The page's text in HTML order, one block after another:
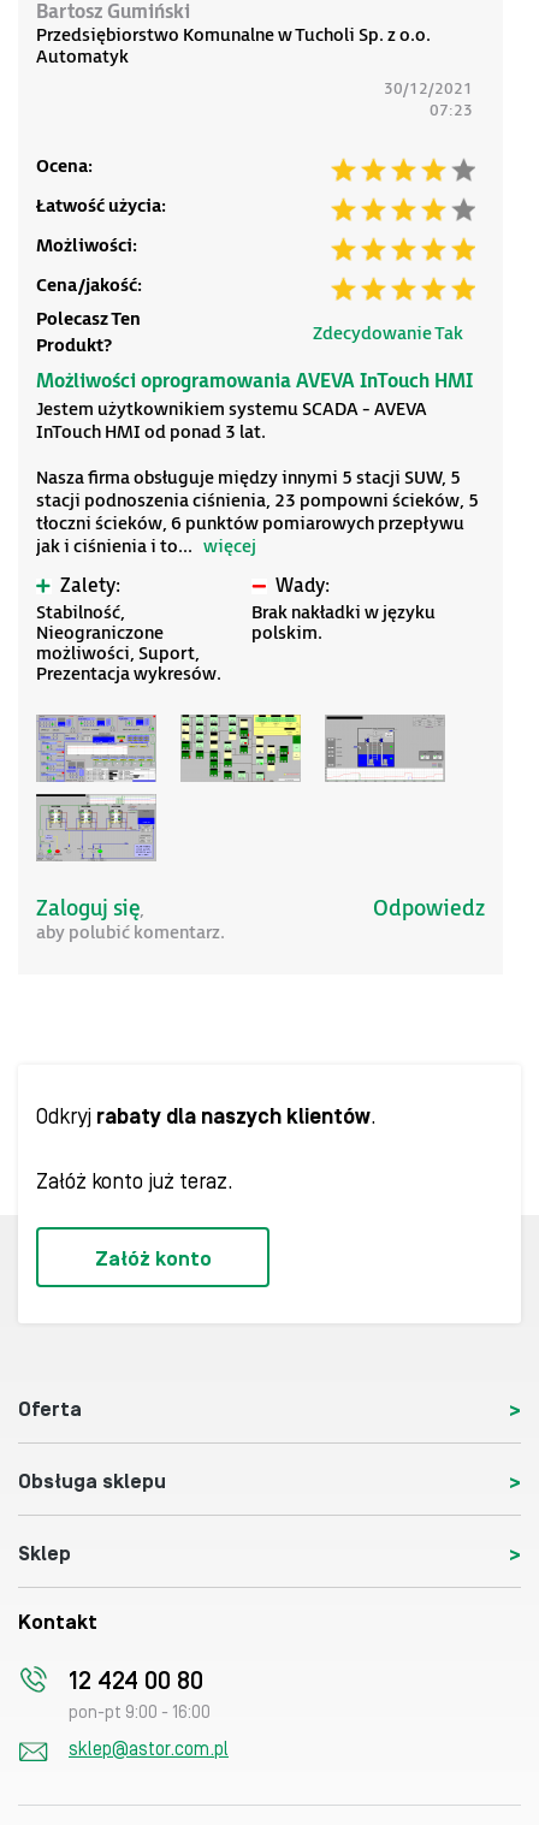
Bartosz Gumiński
Przedsiębiorstwo Komunalne w Tucholi Sp. z o.o.
Automatyk
30/12/2021
07:23
Ocena:
Łatwość użycia:
Możliwości:
Cena/jakość:
Polecasz Ten
Produkt?
Zdecydowanie Tak
Możliwości oprogramowania AVEVA InTouch HMI
Jestem użytkownikiem systemu SCADA - AVEVA
InTouch HMI od ponad 3 lat.
Nasza firma obsługuje między innymi 5 stacji SUW, 5
stacji podnoszenia ciśnienia, 23 pompowni ścieków, 5
tłoczni ścieków, 6 punktów pomiarowych przepływu
jak i ciśnienia i to... więcej
Zalety:
Stabilność,
Nieograniczone
możliwości, Suport,
Prezentacja wykresów.
Wady:
Brak nakładki w języku
polskim.
Zaloguj się,
aby polubić komentarz.
Odpowiedz
Odkryj rabaty dla naszych klientów.
Załóż konto już teraz.
Załóż konto
Oferta
Obsługa sklepu
Sklep
Kontakt
12 424 00 80
pon-pt 9:00 - 16:00
sklep@astor.com.pl